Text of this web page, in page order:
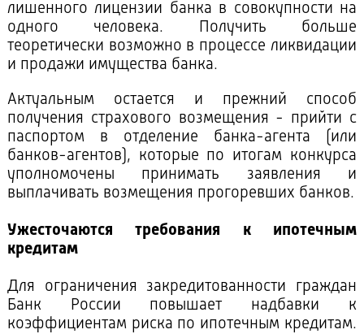
лишенного лицензии банка в совокупности на
одного человека. Получить больше
теоретически возможно в процессе ликвидации
и продажи имущества банка.
Актуальным остается и прежний способ
получения страхового возмещения - прийти с
паспортом в отделение банка-агента (или
банков-агентов), которые по итогам конкурса
уполномочены принимать заявления и
выплачивать возмещения прогоревших банков.
Ужесточаются требования к ипотечным
кредитам
Для ограничения закредитованности граждан
Банк России повышает надбавки к
коэффициентам риска по ипотечным кредитам.